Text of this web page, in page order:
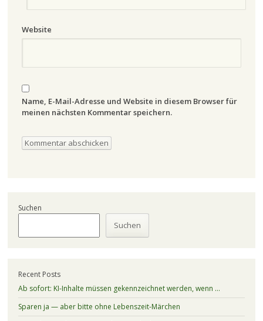
Website
Name, E-Mail-Adresse und Website in diesem Browser für
meinen nächsten Kommentar speichern.
Suchen
Suchen
Recent Posts
Ab sofort: KI-Inhalte müssen gekennzeichnet werden, wenn …
Sparen ja — aber bitte ohne Lebenszeit-Märchen